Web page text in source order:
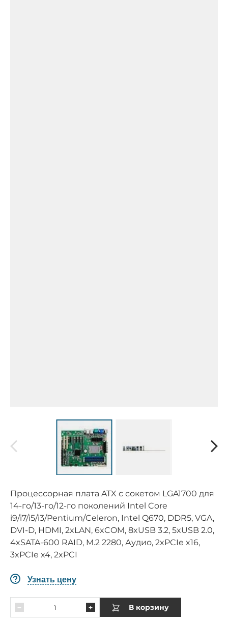
Процессорная плата ATX с сокетом LGA1700 для
14-го/13-го/12-го поколений Intel Core
i9/i7/i5/i3/Pentium/Celeron, Intel Q670, DDR5, VGA,
DVI-D, HDMI, 2xLAN, 6xCOM, 8xUSB 3.2, 5xUSB 2.0,
4xSATA-600 RAID, M.2 2280, Аудио, 2xPCIe x16,
3xPCIe x4, 2xPCI
Узнать цену
В корзину